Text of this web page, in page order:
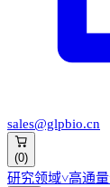
sales@glpbio.cn
(0)
研究领域˅高通